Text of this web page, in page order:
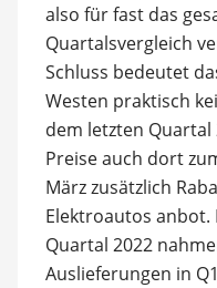
also für fast das
Quartalsvergleich
Schluss bedeutet
Westen praktisch
dem letzten Quartal
Preise auch dort
März zusätzlich
Elektroautos
Quartal 2022
Auslieferungen in